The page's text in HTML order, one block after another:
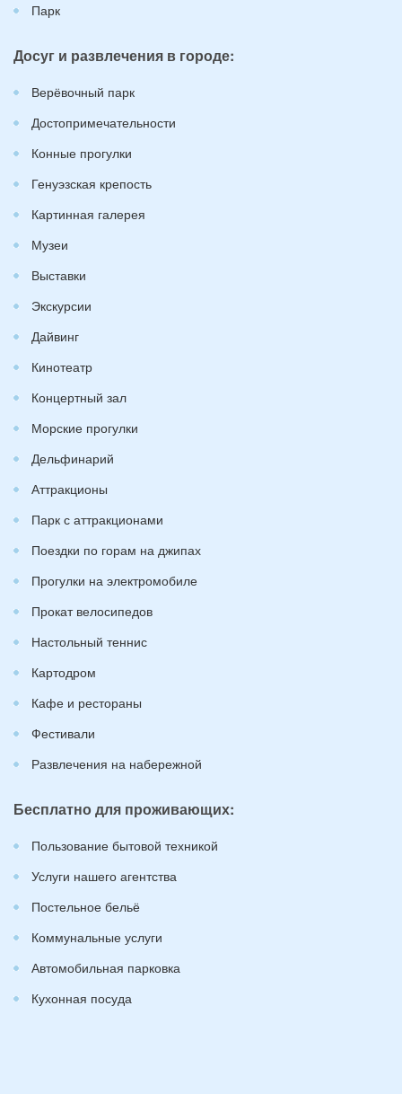
Парк
Досуг и развлечения в городе:
Верёвочный парк
Достопримечательности
Конные прогулки
Генуэзская крепость
Картинная галерея
Музеи
Выставки
Экскурсии
Дайвинг
Кинотеатр
Концертный зал
Морские прогулки
Дельфинарий
Аттракционы
Парк с аттракционами
Поездки по горам на джипах
Прогулки на электромобиле
Прокат велосипедов
Настольный теннис
Картодром
Кафе и рестораны
Фестивали
Развлечения на набережной
Бесплатно для проживающих:
Пользование бытовой техникой
Услуги нашего агентства
Постельное бельё
Коммунальные услуги
Автомобильная парковка
Кухонная посуда